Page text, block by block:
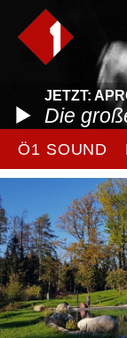
JETZT:
Die
Ö1 SOUND